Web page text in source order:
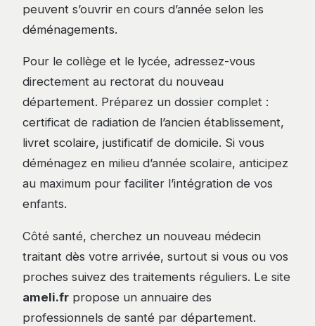
peuvent s’ouvrir en cours d’année selon les
déménagements.
Pour le collège et le lycée, adressez-vous
directement au rectorat du nouveau
département. Préparez un dossier complet :
certificat de radiation de l’ancien établissement,
livret scolaire, justificatif de domicile. Si vous
déménagez en milieu d’année scolaire, anticipez
au maximum pour faciliter l’intégration de vos
enfants.
Côté santé, cherchez un nouveau médecin
traitant dès votre arrivée, surtout si vous ou vos
proches suivez des traitements réguliers. Le site
ameli.fr propose un annuaire des
professionnels de santé par département.